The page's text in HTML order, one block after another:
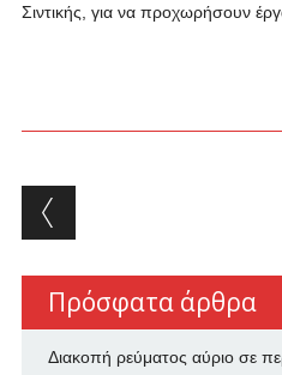
Σιντικής, για να προχωρήσουν
Post
Πρόσφατα άρθρα
Διακοπή ρεύματος αύριο σε